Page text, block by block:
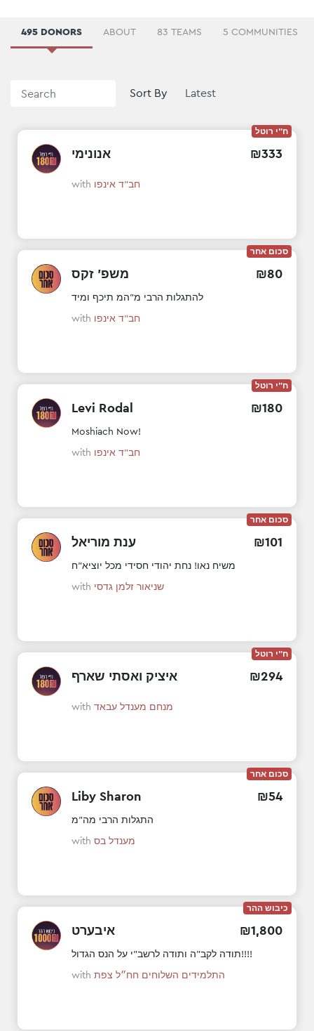
495 DONORS ABOUT 83 TEAMS 5 COMMUNITIES
Sort By
אנונימי ₪333
with חב"ד אינפו
ח"י רוטל
משפ' זקס ₪80
להתגלות הרבי מ"המ תיכף ומיד
with חב"ד אינפו
סכום אחר
Levi Rodal ₪180
Moshiach Now!
with חב"ד אינפו
ח"י רוטל
ענת מוריאל ₪101
משיח נאו! נחת יהודי חסידי מכל יוציא"ח
with שניאור זלמן גדסי
סכום אחר
איציק ואסתי שארף ₪294
with מנחם מענדל עבאד
ח"י רוטל
‪Liby Sharon‬‏ ₪54
התגלות הרבי מה"מ
with מענדל בס
סכום אחר
איבערט ₪1,800
תודה לקב"ה ותודה לרשב"י על הנס הגדול!!!!
with התלמידים השלוחים חח״ל צפת
כיבוש ההר